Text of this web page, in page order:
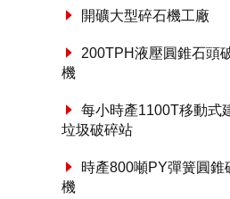
開礦大型碎石機工廠
200TPH液壓圓錐石頭
機
每小時產1100T移動式
垃圾破碎站
時產800噸PY彈簧圓錐
機